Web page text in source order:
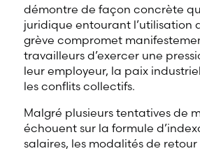
démontre de façon concrète
juridique entourant l’utilisation
grève compromet
travailleurs d’exercer une
leur employeur, la paix
les conflits collectifs.
Malgré plusieurs tentatives de
échouent sur la formule
salaires, les modalités de